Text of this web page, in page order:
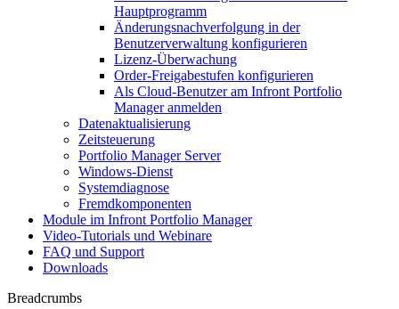
Hauptprogramm
Änderungsnachverfolgung in der
Benutzerverwaltung konfigurieren
Lizenz-Überwachung
Order-Freigabestufen konfigurieren
Als Cloud-Benutzer am Infront Portfolio
Manager anmelden
Datenaktualisierung
Zeitsteuerung
Portfolio Manager Server
Windows-Dienst
Systemdiagnose
Fremdkomponenten
Module im Infront Portfolio Manager
Video-Tutorials und Webinare
FAQ und Support
Downloads
Breadcrumbs